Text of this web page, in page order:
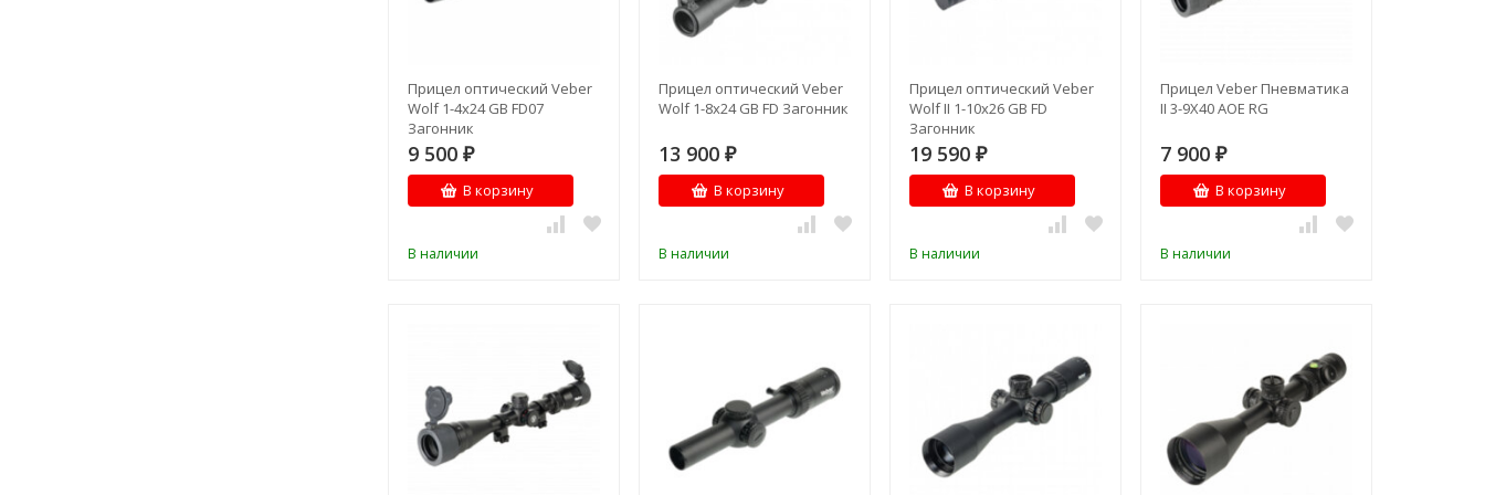
Прицел оптический Veber
Wolf 1-4х24 GB FD07
Загонник
9 500 ₽
В корзину
В наличии
Прицел оптический Veber
Wolf 1-8x24 GB FD Загонник
13 900 ₽
В корзину
В наличии
Прицел оптический Veber
Wolf II 1-10х26 GB FD
Загонник
19 590 ₽
В корзину
В наличии
Прицел Veber Пневматика
II 3-9X40 AOE RG
7 900 ₽
В корзину
В наличии